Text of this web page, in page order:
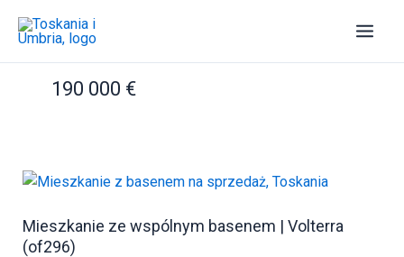
190 000 €
Mieszkanie ze wspólnym basenem | Volterra
(of296)